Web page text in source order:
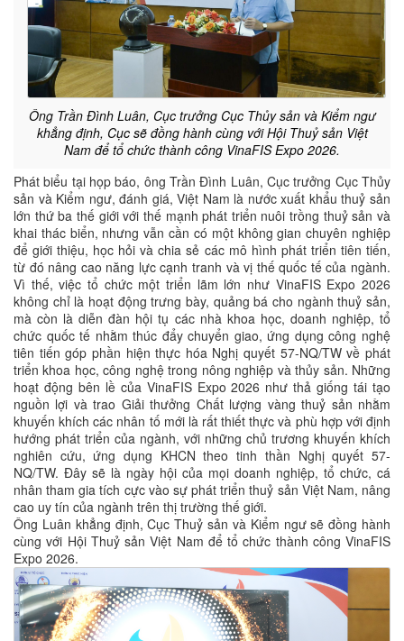
Ông Trần Đình Luân, Cục trưởng Cục Thủy sản và Kiểm ngư
khẳng định, Cục sẽ đồng hành cùng với Hội Thuỷ sản Việt
Nam để tổ chức thành công VinaFIS Expo 2026.
Phát biểu tại họp báo, ông Trần Đình Luân, Cục trưởng Cục Thủy
sản và Kiểm ngư, đánh giá, Việt Nam là nước xuất khẩu thuỷ sản
lớn thứ ba thế giới với thế mạnh phát triển nuôi trồng thuỷ sản và
khai thác biển, nhưng vẫn cần có một không gian chuyên nghiệp
để giới thiệu, học hỏi và chia sẻ các mô hình phát triển tiên tiến,
từ đó nâng cao năng lực cạnh tranh và vị thế quốc tế của ngành.
Vì thế, việc tổ chức một triển lãm lớn như VinaFIS Expo 2026
không chỉ là hoạt động trưng bày, quảng bá cho ngành thuỷ sản,
mà còn là diễn đàn hội tụ các nhà khoa học, doanh nghiệp, tổ
chức quốc tế nhằm thúc đẩy chuyển giao, ứng dụng công nghệ
tiên tiến góp phần hiện thực hóa Nghị quyết 57-NQ/TW về phát
triển khoa học, công nghệ trong nông nghiệp và thủy sản. Những
hoạt động bên lề của VinaFIS Expo 2026 như thả giống tái tạo
nguồn lợi và trao Giải thưởng Chất lượng vàng thuỷ sản nhằm
khuyến khích các nhân tố mới là rất thiết thực và phù hợp với định
hướng phát triển của ngành, với những chủ trương khuyến khích
nghiên cứu, ứng dụng KHCN theo tinh thần Nghị quyết 57-
NQ/TW. Đây sẽ là ngày hội của mọi doanh nghiệp, tổ chức, cá
nhân tham gia tích cực vào sự phát triển thuỷ sản Việt Nam, nâng
cao uy tín của ngành trên thị trường thế giới.
Ông Luân khẳng định, Cục Thuỷ sản và Kiểm ngư sẽ đồng hành
cùng với Hội Thuỷ sản Việt Nam để tổ chức thành công VinaFIS
Expo 2026.